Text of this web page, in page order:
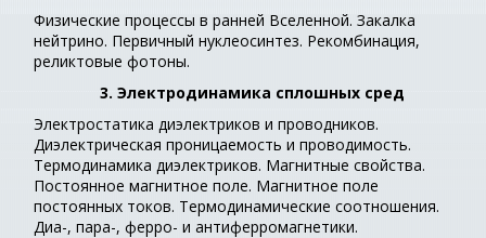
Физические процессы в ранней Вселенной. Закалка
нейтрино. Первичный нуклеосинтез. Рекомбинация,
реликтовые фотоны.
3. Электродинамика сплошных сред
Электростатика диэлектриков и проводников.
Диэлектрическая проницаемость и проводимость.
Термодинамика диэлектриков. Магнитные свойства.
Постоянное магнитное поле. Магнитное поле
постоянных токов. Термодинамические соотношения.
Диа-, пара-, ферро- и антиферромагнетики.